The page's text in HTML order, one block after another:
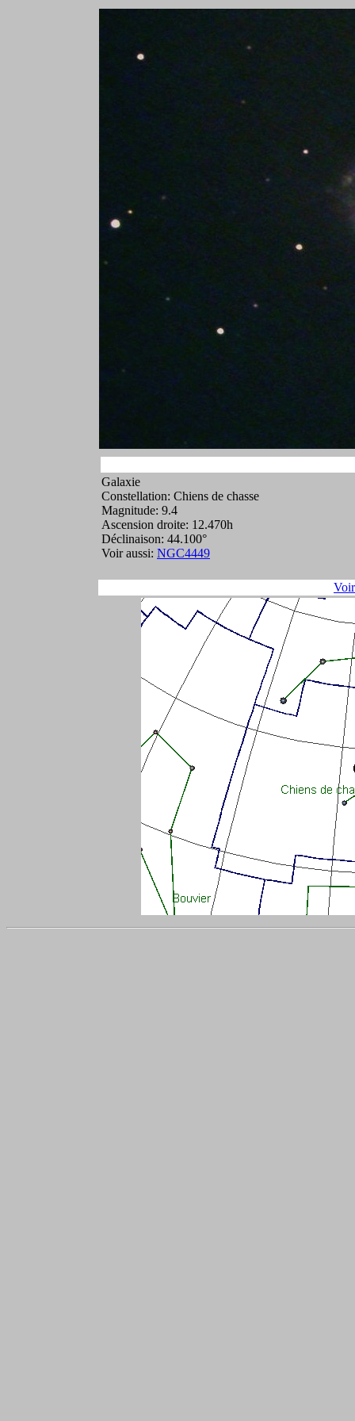
Galaxie
Constellation: Chiens de chasse
Magnitude: 9.4
Ascension droite: 12.470h
Déclinaison: 44.100°
Voir aussi: NGC4449